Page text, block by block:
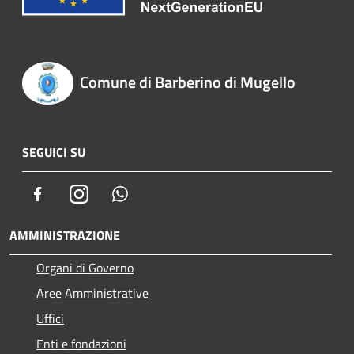
Comune di Barberino di Mugello
SEGUICI SU
FacebookInstagram
AMMINISTRAZIONE
Organi di Governo
Aree Amministrative
Uffici
Enti e fondazioni